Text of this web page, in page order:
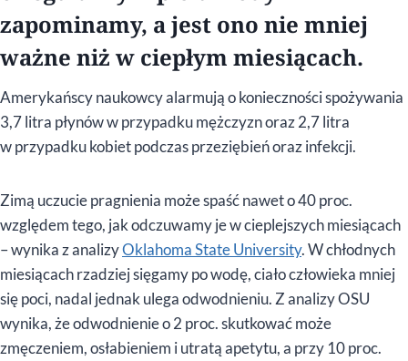
zapominamy, a jest ono nie mniej
ważne niż w ciepłym miesiącach.
Amerykańscy naukowcy alarmują o konieczności spożywania
3,7 litra płynów w przypadku mężczyzn oraz 2,7 litra
w przypadku kobiet podczas przeziębień oraz infekcji.
Zimą uczucie pragnienia może spaść nawet o 40 proc.
względem tego, jak odczuwamy je w cieplejszych miesiącach
– wynika z analizyOklahoma State University. W chłodnych
miesiącach rzadziej sięgamy po wodę, ciało człowieka mniej
się poci, nadal jednak ulega odwodnieniu. Z analizy OSU
wynika, że odwodnienie o 2 proc. skutkować może
zmęczeniem, osłabieniem i utratą apetytu, a przy 10 proc.